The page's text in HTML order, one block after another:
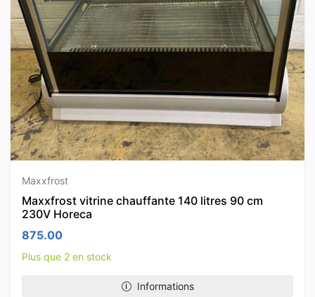
Maxxfrost
Maxxfrost vitrine chauffante 140 litres 90 cm
230V Horeca
875.00
Plus que 2 en stock
Informations